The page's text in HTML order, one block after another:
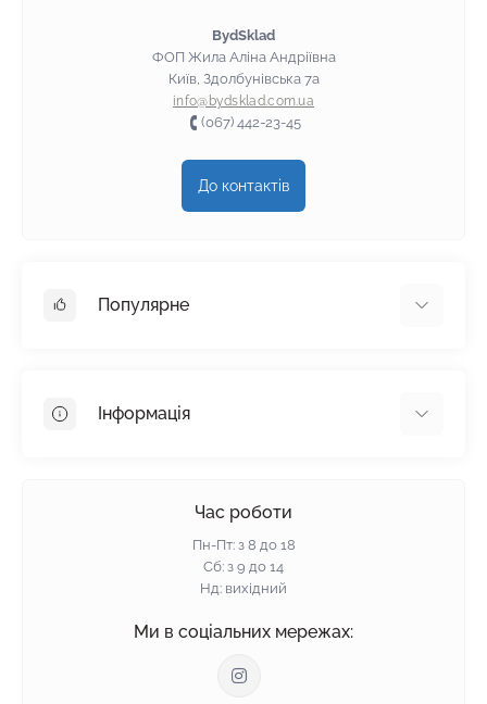
BydSklad
ФОП Жила Аліна Андріївна
Київ, Здолбунівська 7а
info@bydsklad.com.ua
(067) 442-23-45
До контактів
Популярне
Пінопласт
Інформація
Гарантія та повернення
Політика конфіденційності
Час роботи
Пн-Пт: з 8 до 18
Сб: з 9 до 14
Нд: вихідний
Ми в соціальних мережах: